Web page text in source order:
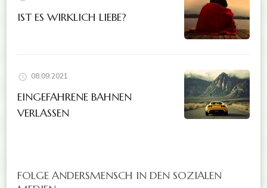
IST ES WIRKLICH LIEBE?
08.09.2021
EINGEFAHRENE BAHNEN
VERLASSEN
FOLGE ANDERSMENSCH IN DEN SOZIALEN